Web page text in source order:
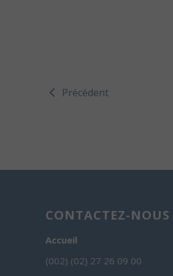
Précédent
CONTACTEZ-NOUS
Accueil
(002) (02) 27 26 09 00